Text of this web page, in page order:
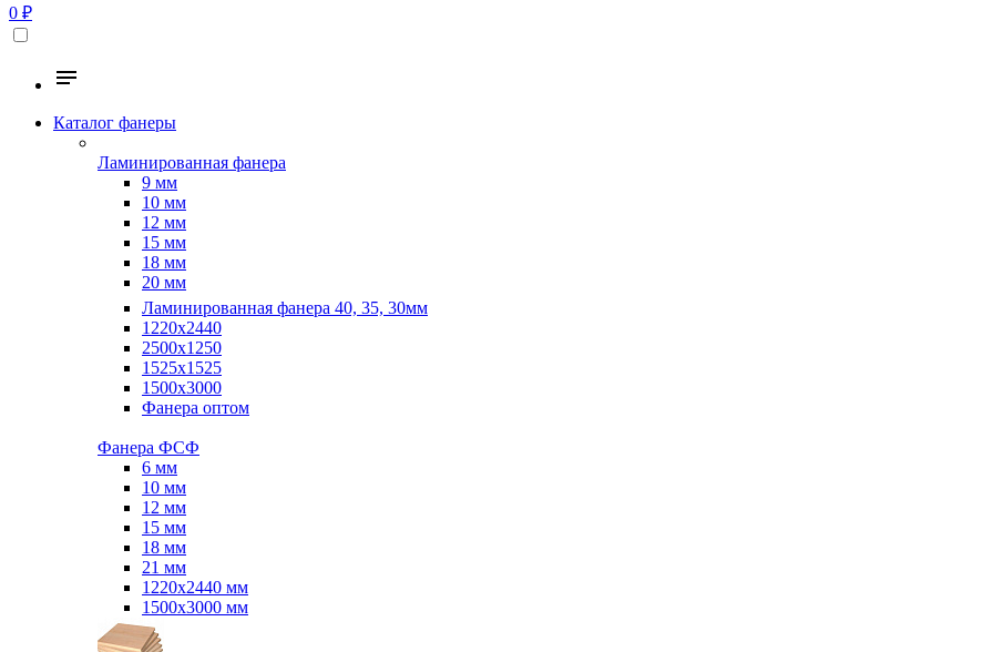
0 ₽
Каталог фанеры
Ламинированная фанера
9 мм
10 мм
12 мм
15 мм
18 мм
20 мм
Ламинированная фанера 40, 35, 30мм
1220x2440
2500x1250
1525x1525
1500x3000
Фанера оптом
Фанера ФСФ
6 мм
10 мм
12 мм
15 мм
18 мм
21 мм
1220х2440 мм
1500х3000 мм